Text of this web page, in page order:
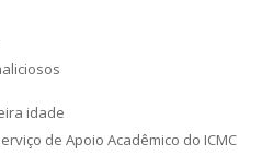
idade
de Apoio Acadêmico do ICMC